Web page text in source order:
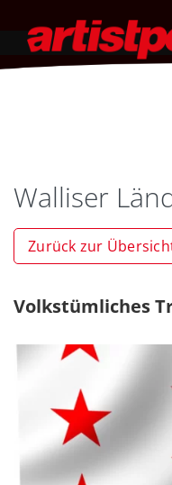
Walliser
Zurück zur
Volkstümliches